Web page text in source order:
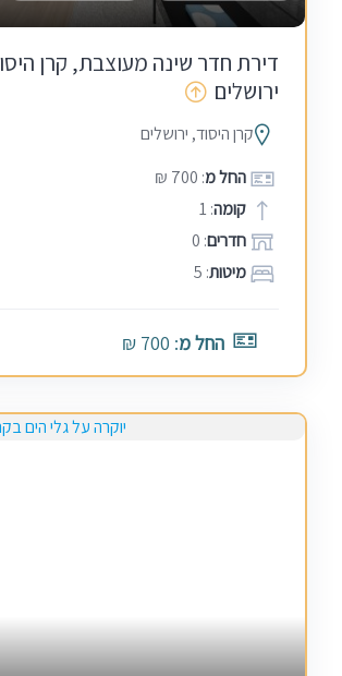
דירת חדר שינה מעוצבת, קרן
ירושלים
קרן היסוד, ירושלים
החל מ: 700 ₪
קומה: 1
חדרים: 0
מיטות: 5
החל מ: 700 ₪